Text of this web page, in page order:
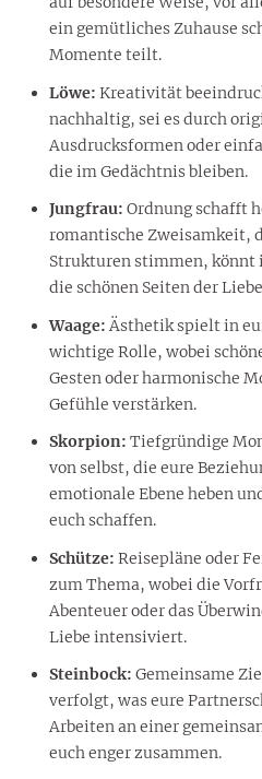
ein gemütliches Zuhause
Momente teilt.
Löwe: Kreativität
nachhaltig, sei es durch
Ausdrucksformen oder
die im Gedächtnis bleiben.
Jungfrau: Ordnung schafft
romantische Zweisamkeit,
Strukturen stimmen, könnt
die schönen Seiten der
Waage: Ästhetik spielt in
wichtige Rolle, wobei
Gesten oder harmonische
Gefühle verstärken.
Skorpion: Tiefgründige
von selbst, die eure
emotionale Ebene heben
euch schaffen.
Schütze: Reisepläne oder
zum Thema, wobei die
Abenteuer oder das
Liebe intensiviert.
Steinbock: Gemeinsame
verfolgt, was eure
Arbeiten an einer
euch enger zusammen.